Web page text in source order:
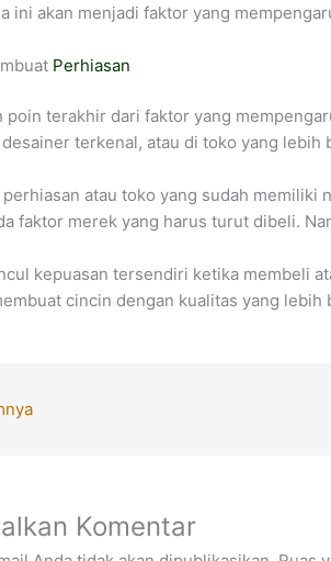
ini akan menjadi faktor yang
Perhiasan
poin terakhir dari faktor yang
terkenal, atau di toko yang
perhiasan atau toko yang sudah
faktor merek yang harus turut dibeli.
kepuasan tersendiri ketika membeli
cincin dengan kualitas yang lebih
Komentar